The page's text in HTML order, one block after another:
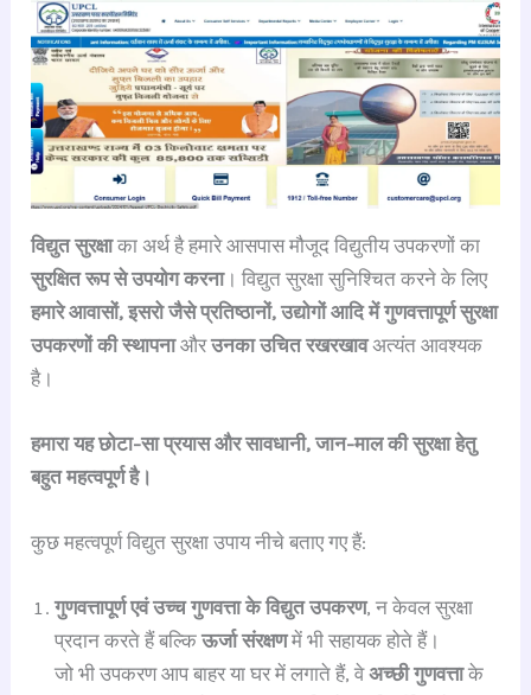
विद्युत सुरक्षाका अर्थ है हमारे आसपास मौजूद विद्युतीय उपकरणों का
सुरक्षित रूप से उपयोग करना। विद्युत सुरक्षा सुनिश्चित करने के लिए
हमारे आवासों, इसरो जैसे प्रतिष्ठानों, उद्योगों आदि में गुणवत्तापूर्ण सुरक्षा
उपकरणों की स्थापनाऔरउनका उचित रखरखावअत्यंत आवश्यक
है।
हमारा यह छोटा-सा प्रयास और सावधानी, जान-माल की सुरक्षा हेतु
बहुत महत्वपूर्ण है।
कुछ महत्वपूर्ण विद्युत सुरक्षा उपाय नीचे बताए गए हैं:
गुणवत्तापूर्ण एवं उच्च गुणवत्ता के विद्युत उपकरण, न केवल सुरक्षा
प्रदान करते हैं बल्किऊर्जा संरक्षणमें भी सहायक होते हैं।
जो भी उपकरण आप बाहर या घर में लगाते हैं, वेअच्छी गुणवत्ताके